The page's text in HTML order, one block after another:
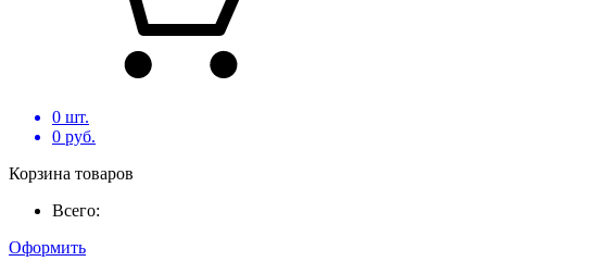
0 шт.
0 руб.
Корзина товаров
Всего:
Оформить